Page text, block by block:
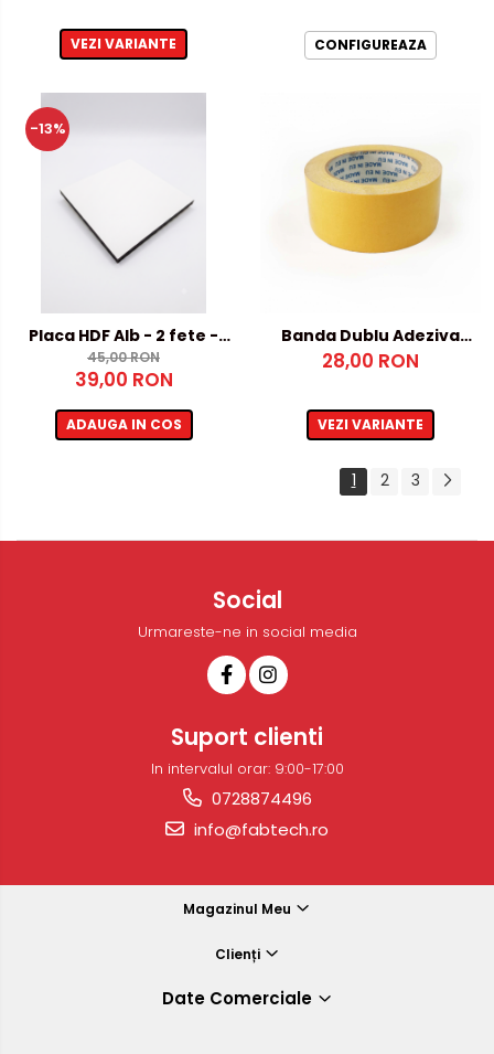
VEZI VARIANTE CONFIGUREAZA
-13%
Placa HDF Alb - 2 fete -
5mm, 500x1000mm
45,00 RON
39,00 RON
ADAUGA IN COS
Banda Dublu Adeziva
50x25m
28,00 RON
VEZI VARIANTE
1 2 3
Social
Urmareste-ne in social media
Suport clienti
In intervalul orar: 9:00-17:00
0728874496
info@fabtech.ro
Magazinul Meu
Clienți
Date Comerciale